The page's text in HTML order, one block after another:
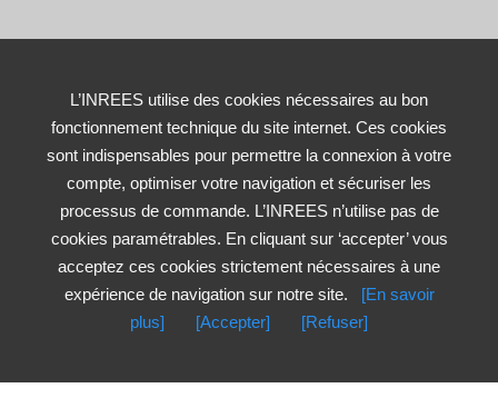
L’INREES utilise des cookies nécessaires au bon
fonctionnement technique du site internet. Ces cookies
sont indispensables pour permettre la connexion à votre
compte, optimiser votre navigation et sécuriser les
processus de commande. L’INREES n’utilise pas de
cookies paramétrables. En cliquant sur ‘accepter’ vous
acceptez ces cookies strictement nécessaires à une
expérience de navigation sur notre site.
[En savoir
plus]
[Accepter] [Refuser]